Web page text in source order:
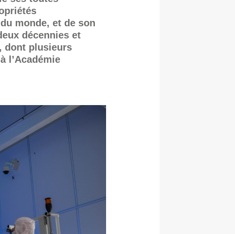
monde, et de son
décennies et
dont plusieurs
l’Académie